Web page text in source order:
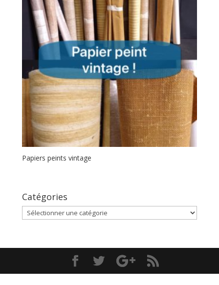
Papiers peints vintage
Catégories
Catégories